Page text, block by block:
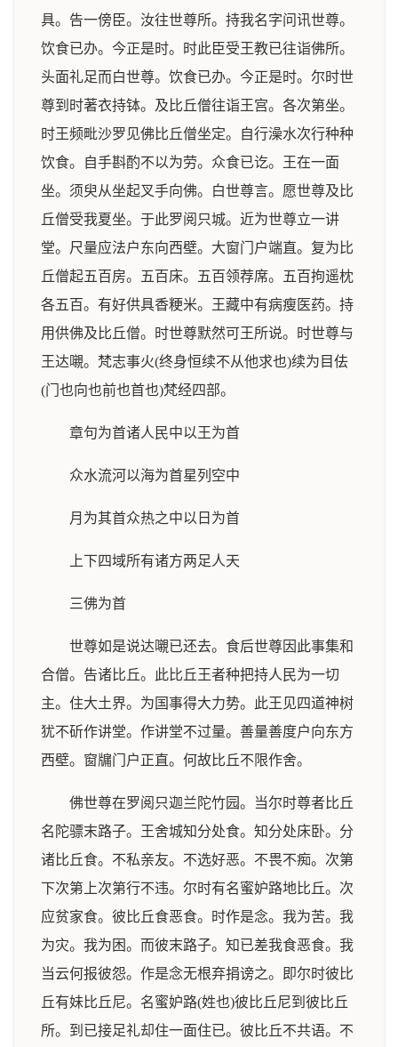
具。告一傍臣。汝往世尊所。持我名字问讯世尊。
饮食已办。今正是时。时此臣受王教已往诣佛所。
头面礼足而白世尊。饮食已办。今正是时。尔时世
尊到时著衣持钵。及比丘僧往诣王宫。各次第坐。
时王频毗沙罗见佛比丘僧坐定。自行澡水次行种种
饮食。自手斟酌不以为劳。众食已讫。王在一面
坐。须臾从坐起叉手向佛。白世尊言。愿世尊及比
丘僧受我夏坐。于此罗阅只城。近为世尊立一讲
堂。尺量应法户东向西壁。大窗门户端直。复为比
丘僧起五百房。五百床。五百领荐席。五百拘遥枕
各五百。有好供具香粳米。王藏中有病瘦医药。持
用供佛及比丘僧。时世尊默然可王所说。时世尊与
王达嚫。梵志事火(终身恒续不从他求也)续为目佉
(门也向也前也首也)梵经四部。
章句为首诸人民中以王为首
众水流河以海为首星列空中
月为其首众热之中以日为首
上下四域所有诸方两足人天
三佛为首
世尊如是说达嚫已还去。食后世尊因此事集和
合僧。告诸比丘。此比丘王者种把持人民为一切
主。住大土界。为国事得大力势。此王见四道神树
犹不斫作讲堂。作讲堂不过量。善量善度户向东方
西壁。窗牖门户正直。何故比丘不限作舍。
佛世尊在罗阅只迦兰陀竹园。当尔时尊者比丘
名陀骠末路子。王舍城知分处食。知分处床卧。分
诸比丘食。不私亲友。不选好恶。不畏不痴。次第
下次第上次第行不违。尔时有名蜜妒路地比丘。次
应贫家食。彼比丘食恶食。时作是念。我为苦。我
为灾。我为困。而彼末路子。知已差我食恶食。我
当云何报彼怨。作是念无根弃捐谤之。即尔时彼比
丘有妹比丘尼。名蜜妒路(姓也)彼比丘尼到彼比丘
所。到已接足礼却住一面住已。彼比丘不共语。不